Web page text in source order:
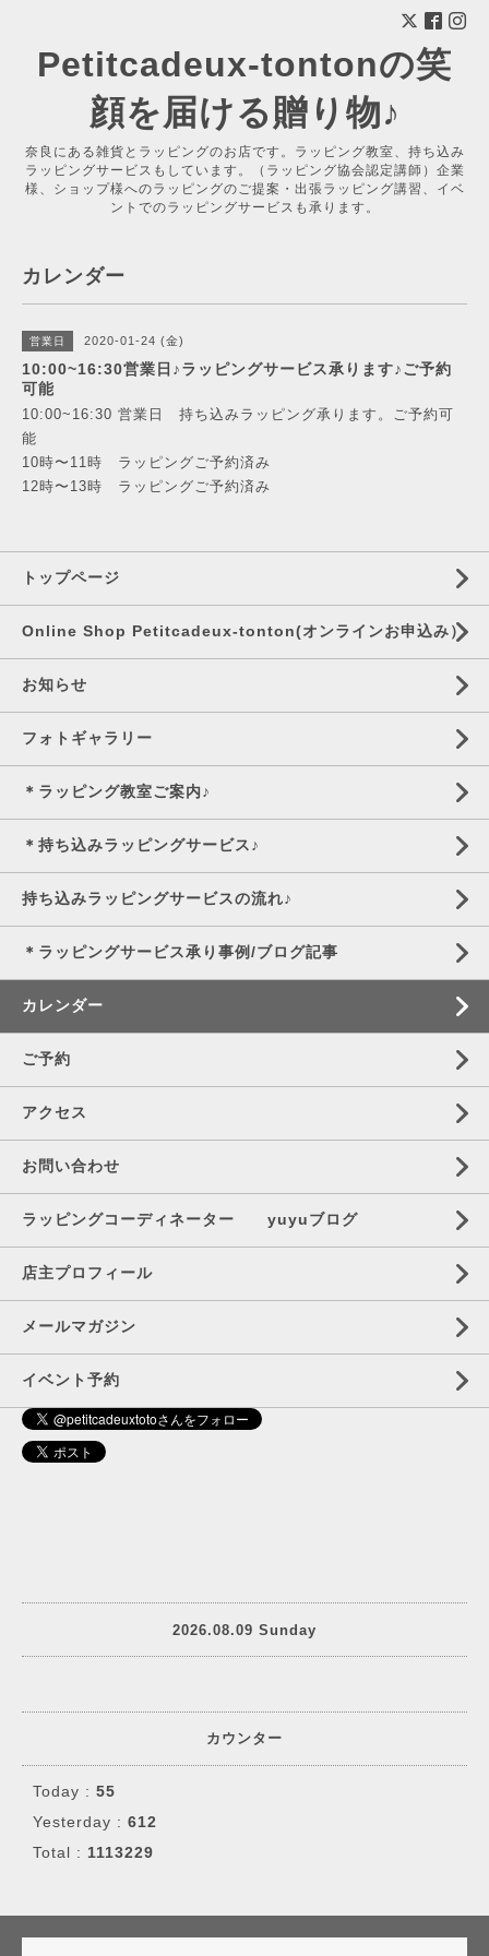
Petitcadeux-tontonの笑
顔を届ける贈り物♪
奈良にある雑貨とラッピングのお店です。ラッピング教室、持ち込み
ラッピングサービスもしています。（ラッピング協会認定講師）企業
様、ショップ様へのラッピングのご提案・出張ラッピング講習、イベ
ントでのラッピングサービスも承ります。
カレンダー
営業日 2020-01-24 (金)
10:00~16:30営業日♪ラッピングサービス承ります♪ご予約
可能
10:00~16:30 営業日 持ち込みラッピング承ります。ご予約可
能
10時〜11時 ラッピングご予約済み
12時〜13時 ラッピングご予約済み
トップページ
Online Shop Petitcadeux-tonton(オンラインお申込み）
お知らせ
フォトギャラリー
＊ラッピング教室ご案内♪
＊持ち込みラッピングサービス♪
持ち込みラッピングサービスの流れ♪
＊ラッピングサービス承り事例/ブログ記事
カレンダー
ご予約
アクセス
お問い合わせ
ラッピングコーディネーター yuyuブログ
店主プロフィール
メールマガジン
イベント予約
2026.08.09 Sunday
カウンター
Today : 55
Yesterday : 612
Total : 1113229